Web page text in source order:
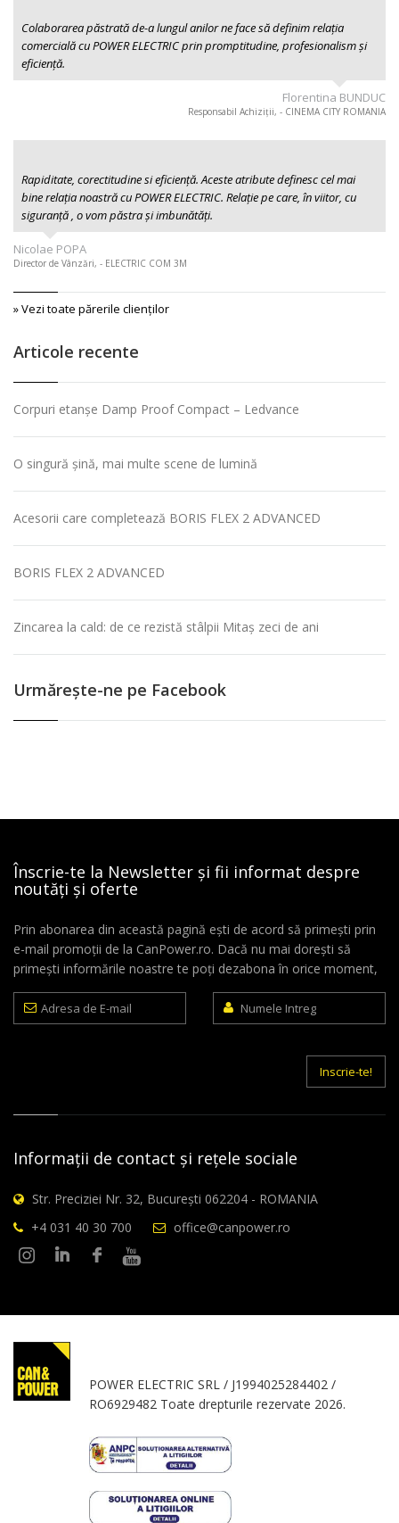
Colaborarea păstrată de-a lungul anilor ne face să definim relația
comercială cu POWER ELECTRIC prin promptitudine, profesionalism şi
eficiență.
Florentina BUNDUC
Responsabil Achiziții, - CINEMA CITY ROMANIA
Rapiditate, corectitudine si eficiență. Aceste atribute definesc cel mai
bine relația noastră cu POWER ELECTRIC. Relație pe care, în viitor, cu
siguranță , o vom păstra și imbunătăți.
Nicolae POPA
Director de Vânzări, - ELECTRIC COM 3M
» Vezi toate părerile clienţilor
Articole recente
Corpuri etanșe Damp Proof Compact – Ledvance
O singură șină, mai multe scene de lumină
Acesorii care completează BORIS FLEX 2 ADVANCED
BORIS FLEX 2 ADVANCED
Zincarea la cald: de ce rezistă stâlpii Mitaș zeci de ani
Urmăreşte-ne pe Facebook
Înscrie-te la Newsletter și fii informat despre
noutăți și oferte
Prin abonarea din această pagină ești de acord să primești prin
e-mail promoții de la CanPower.ro. Dacă nu mai dorești să
primești informările noastre te poți dezabona în orice moment,
Adresa
de
Numele
Intreg
Inscrie-te!
Informații de contact și rețele sociale
Str. Preciziei Nr. 32, București 062204 - ROMANIA
+4 031 40 30 700
office@canpower.ro
POWER ELECTRIC SRL / J1994025284402 /
RO6929482 Toate drepturile rezervate 2026.